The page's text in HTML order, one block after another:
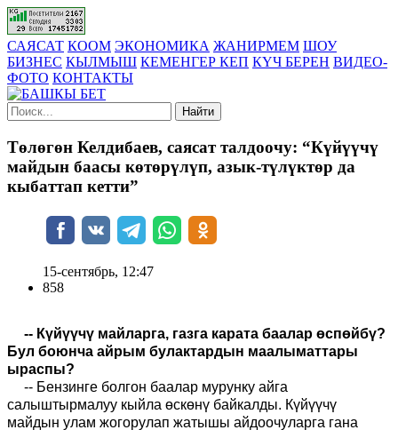
САЯСАТ КООМ ЭКОНОМИКА ЖАНИРМЕМ ШОУ
БИЗНЕС КЫЛМЫШ КЕМЕНГЕР КЕП КҮЧ БЕРЕН ВИДЕО-
ФОТО КОНТАКТЫ
Найти
Төлөгөн Келдибаев, саясат талдоочу: “Күйүүчү
майдын баасы көтөрүлүп, азык-түлүктөр да
кыбаттап кетти”
15-сентябрь, 12:47
858
-- Күйүүчү майларга, газга карата баалар өспөйбү?
Бул боюнча айрым булактардын маалыматтары
ыраспы?
-- Бензинге болгон баалар мурунку айга
салыштырмалуу кыйла өскөнү байкалды. Күйүүчү
майдын улам жогорулап жатышы айдоочуларга гана